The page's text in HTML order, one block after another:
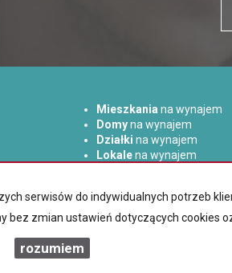
Mieszkania na wynajem
Domyna wynajem
Działki na wynajem
Lokalena wynajem
Program dla biur nieruchomości
serwisów do indywidualnych potrzeb
zmian ustawień dotyczących cookies
rozumiem